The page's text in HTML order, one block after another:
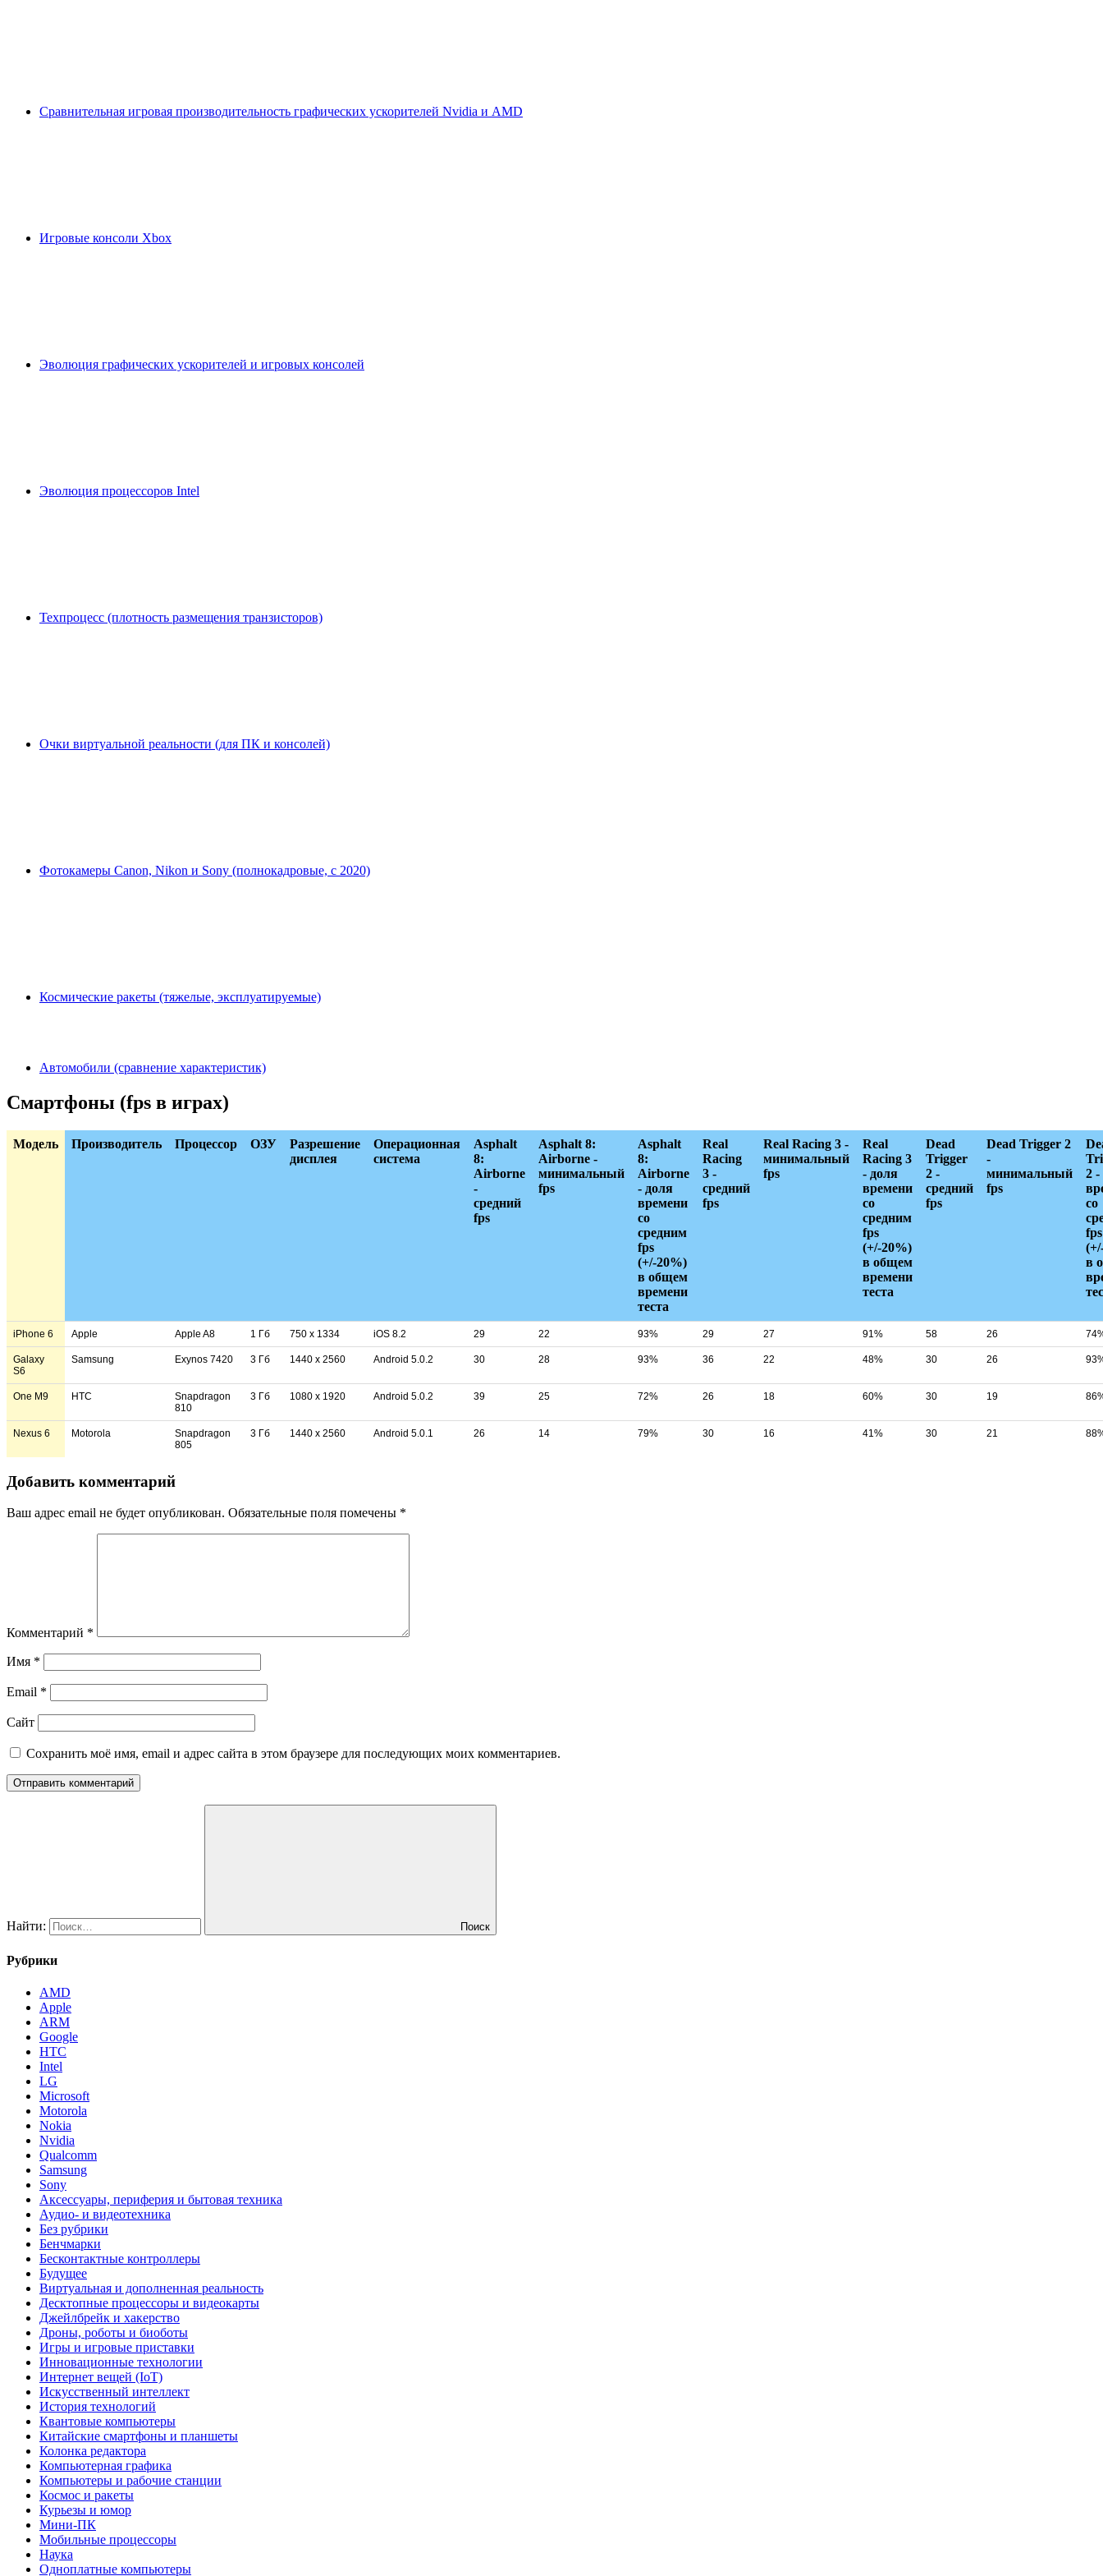
Сравнительная игровая производительность графических ускорителей Nvidia и AMD
Игровые консоли Xbox
Эволюция графических ускорителей и игровых консолей
Эволюция процессоров Intel
Техпроцесс (плотность размещения транзисторов)
Очки виртуальной реальности (для ПК и консолей)
Фотокамеры Canon, Nikon и Sony (полнокадровые, с 2020)
Космические ракеты (тяжелые, эксплуатируемые)
Автомобили (сравнение характеристик)
Смартфоны (fps в играх)
Модель Производитель Процессор ОЗУ
Разрешение
дисплея
Операционная
система
Asphalt
8:
Airborne
-
средний
fps
Asphalt 8:
Airborne -
минимальный
fps
Asphalt
8:
Airborne
- доля
времени
со
средним
fps
(+/-20%)
в общем
времени
теста
Real
Racing
3 -
средний
fps
Real Racing 3 -
минимальный
fps
Real
Racing 3
- доля
времени
со
средним
fps
(+/-20%)
в общем
времени
теста
Dead
Trigger
2 -
средний
fps
Dead Trigger 2
-
минимальный
fps
2 -
со
fps
в
iPhone 6 Apple Apple A8 1 Гб 750 x 1334 iOS 8.2 29 22 93% 29 27 91% 58 26
Galaxy
S6
Samsung Exynos 7420 3 Гб 1440 x 2560 Android 5.0.2 30 28 93% 36 22 48% 30 26
One M9 HTC
Snapdragon
810
3 Гб 1080 x 1920 Android 5.0.2 39 25 72% 26 18 60% 30 19
Nexus 6 Motorola
Snapdragon
805
3 Гб 1440 x 2560 Android 5.0.1 26 14 79% 30 16 41% 30 21
Добавить комментарий
Ваш адрес email не будет опубликован. Обязательные поля помечены *
Комментарий *
Имя *
Email *
Сайт
Сохранить моё имя, email и адрес сайта в этом браузере для последующих моих комментариев.
Найти: Поиск
Рубрики
AMD
Apple
ARM
Google
HTC
Intel
LG
Microsoft
Motorola
Nokia
Nvidia
Qualcomm
Samsung
Sony
Аксессуары, периферия и бытовая техника
Аудио- и видеотехника
Без рубрики
Бенчмарки
Бесконтактные контроллеры
Будущее
Виртуальная и дополненная реальность
Десктопные процессоры и видеокарты
Джейлбрейк и хакерство
Дроны, роботы и биоботы
Игры и игровые приставки
Инновационные технологии
Интернет вещей (IoT)
Искусственный интеллект
История технологий
Квантовые компьютеры
Китайские смартфоны и планшеты
Колонка редактора
Компьютерная графика
Компьютеры и рабочие станции
Космос и ракеты
Курьезы и юмор
Мини-ПК
Мобильные процессоры
Наука
Одноплатные компьютеры